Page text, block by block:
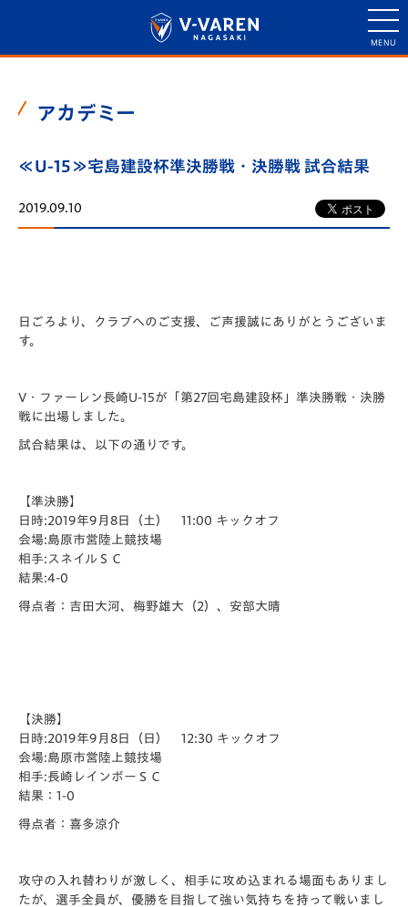
アカデミー
≪U-15≫宅島建設杯準決勝戦・決勝戦 試合結果
2019.09.10
日ごろより、クラブへのご支援、ご声援誠にありがとうございま
す。
V・ファーレン長崎U-15が「第27回宅島建設杯」準決勝戦・決勝
戦に出場しました。
試合結果は、以下の通りです。
【準決勝】
日時:2019年9月8日（土） 11:00 キックオフ
会場:島原市営陸上競技場
相手:スネイルＳＣ
結果:4-0
得点者：吉田大河、梅野雄大（2）、安部大晴
【決勝】
日時:2019年9月8日（日） 12:30 キックオフ
会場:島原市営陸上競技場
相手:長崎レインボーＳＣ
結果：1-0
得点者：喜多涼介
攻守の入れ替わりが激しく、相手に攻め込まれる場面もありまし
たが、選手全員が、優勝を目指して強い気持ちを持って戦いまし